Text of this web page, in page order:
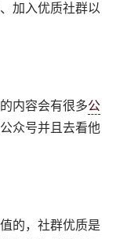
加入优质社群以
内容会有很多公
众号并且去看他
的，社群优质是